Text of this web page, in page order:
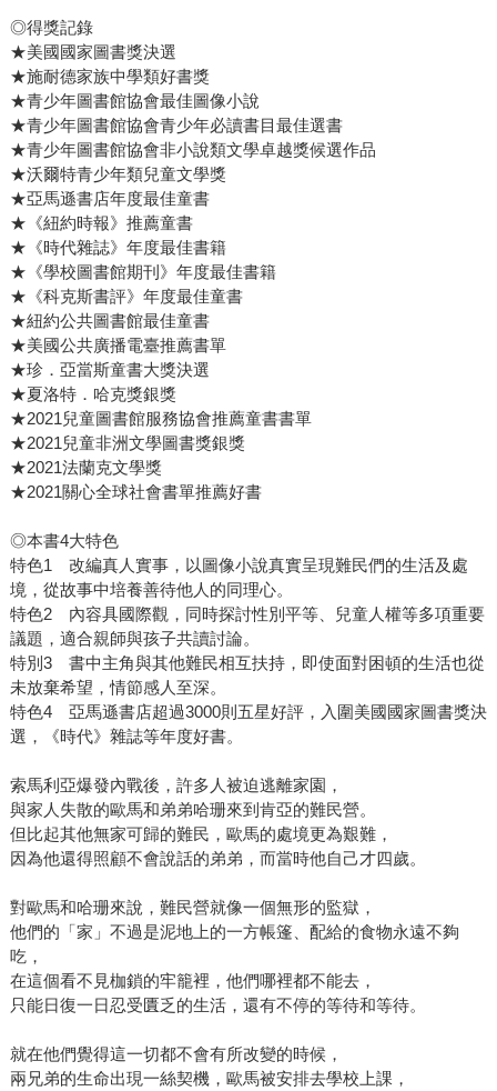
命都能被善待，而我們都能成為照亮別人的一束光。
◎得獎記錄
★美國國家圖書獎決選
★施耐德家族中學類好書獎
★青少年圖書館協會最佳圖像小說
★青少年圖書館協會青少年必讀書目最佳選書
★青少年圖書館協會非小說類文學卓越獎候選作品
★沃爾特青少年類兒童文學獎
★亞馬遜書店年度最佳童書
★《紐約時報》推薦童書
★《時代雜誌》年度最佳書籍
★《學校圖書館期刊》年度最佳書籍
★《科克斯書評》年度最佳童書
★紐約公共圖書館最佳童書
★美國公共廣播電臺推薦書單
★珍．亞當斯童書大獎決選
★夏洛特．哈克獎銀獎
★2021兒童圖書館服務協會推薦童書書單
★2021兒童非洲文學圖書獎銀獎
★2021法蘭克文學獎
★2021關心全球社會書單推薦好書
◎本書4大特色
特色1 改編真人實事，以圖像小說真實呈現難民們的生活及處
境，從故事中培養善待他人的同理心。
特色2 內容具國際觀，同時探討性別平等、兒童人權等多項重要
議題，適合親師與孩子共讀討論。
特別3 書中主角與其他難民相互扶持，即使面對困頓的生活也從
未放棄希望，情節感人至深。
特色4 亞馬遜書店超過3000則五星好評，入圍美國國家圖書獎決
選，《時代》雜誌等年度好書。
索馬利亞爆發內戰後，許多人被迫逃離家園，
與家人失散的歐馬和弟弟哈珊來到肯亞的難民營。
但比起其他無家可歸的難民，歐馬的處境更為艱難，
因為他還得照顧不會說話的弟弟，而當時他自己才四歲。
對歐馬和哈珊來說，難民營就像一個無形的監獄，
他們的「家」不過是泥地上的一方帳篷、配給的食物永遠不夠
吃，
在這個看不見枷鎖的牢籠裡，他們哪裡都不能去，
只能日復一日忍受匱乏的生活，還有不停的等待和等待。
就在他們覺得這一切都不會有所改變的時候，
兩兄弟的生命出現一絲契機，歐馬被安排去學校上課，